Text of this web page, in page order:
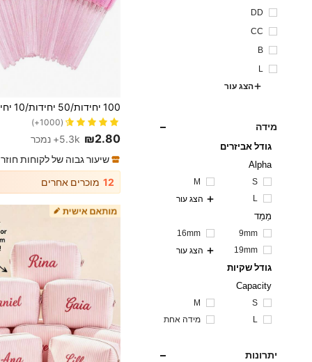
DD
CC
B
L
הצג עור
מידה
גודל אביזרים
Alpha
S
M
L
הצג עור
מֵמַד
9mm
16mm
19mm
הצג עור
גודל שקיות
Capacity
S
M
L
מידה אחת
יתרונות
(1000+)
1# רבי מכר
(1000+)
1# רבי מכר
(1000+)
1# רבי מכר
(1000+)
₪2.80 5.3k+ נמכר
שיעור גבוה של לקוחות
12 מוכרים אחרים